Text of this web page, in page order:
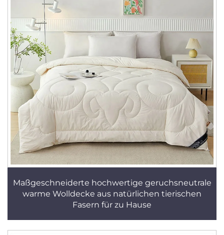
Maßgeschneiderte hochwertige geruchsneutrale
warme Wolldecke aus natürlichen tierischen
Fasern für zu Hause